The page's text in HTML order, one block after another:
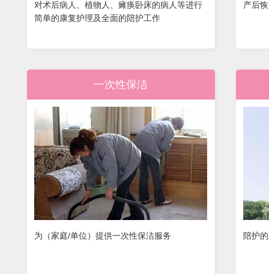
对术后病人、植物人、瘫痪卧床的病人等进行
简单的康复护理及全面的陪护工作
产后
一次性保洁
为（家庭/单位）提供一次性保洁服务 陪护